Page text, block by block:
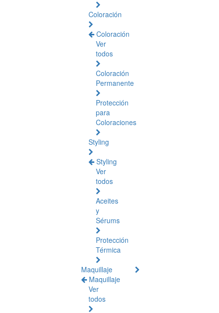
Coloración
Coloración
Ver
todos
Coloración
Permanente
Protección
para
Coloraciones
Styling
Styling
Ver
todos
Aceites
y
Sérums
Protección
Térmica
Maquillaje
Maquillaje
Ver
todos